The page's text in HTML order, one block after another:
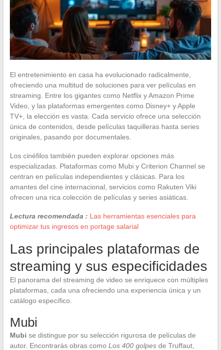
El entretenimiento en casa ha evolucionado radicalmente,
ofreciendo una multitud de soluciones para ver películas en
streaming. Entre los gigantes como Netflix y Amazon Prime
Video, y las plataformas emergentes como Disney+ y Apple
TV+, la elección es vasta. Cada servicio ofrece una selección
única de contenidos, desde películas taquilleras hasta series
originales, pasando por documentales.
Los cinéfilos también pueden explorar opciones más
especializadas. Plataformas como Mubi y Criterion Channel se
centran en películas independientes y clásicas. Para los
amantes del cine internacional, servicios como Rakuten Viki
ofrecen una rica colección de películas y series asiáticas.
Lectura recomendada : Las herramientas esenciales para
optimizar tus ingresos en portage salarial
Las principales plataformas de
streaming y sus especificidades
El panorama del streaming de video se enriquece con múltiples
plataformas, cada una ofreciendo una experiencia única y un
catálogo específico.
Mubi
Mubi se distingue por su selección rigurosa de películas de
autor. Encontrarás obras como Los 400 golpesde Truffaut,